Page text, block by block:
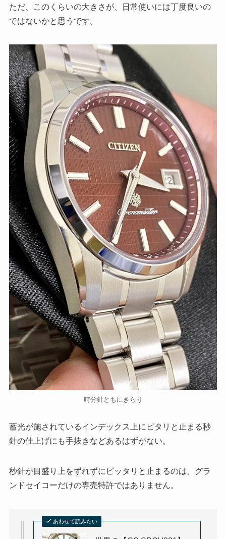
ただ、このくらいの大きさが、日常使いには丁度良いの
ではないかと思うです。
時分針ともにきらり
蓄光が施されているインデックス上にピタリと止まる秒
針の仕上げにも手抜きなどあるはずがない。
秒針が目盛り上をずれずにピッタリと止まるのは、グラ
ンドセイコーだけの専売特許ではありません。
あわせて読みたい